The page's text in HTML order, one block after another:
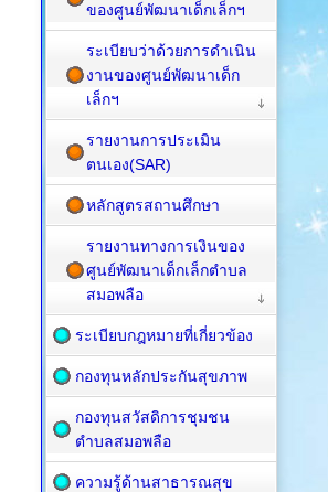
ของศูนย์พัฒนาเด็กเล็กฯ
ระเบียบว่าด้วยการดำเนิน
งานของศูนย์พัฒนาเด็ก
เล็กฯ
รายงานการประเมิน
ตนเอง(SAR)
หลักสูตรสถานศึกษา
รายงานทางการเงินของ
ศูนย์พัฒนาเด็กเล็กตำบล
สมอพลือ
ระเบียบกฎหมายที่เกี่ยวข้อง
กองทุนหลักประกันสุขภาพ
กองทุนสวัสดิการชุมชน
ตำบลสมอพลือ
ความรู้ด้านสาธารณสุข